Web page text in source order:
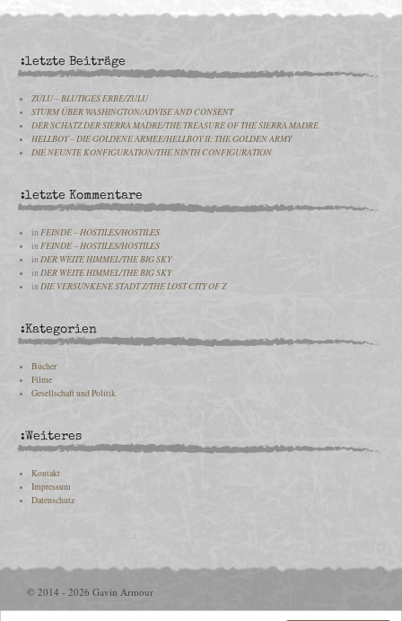
:letzte Beiträge
ZULU – BLUTIGES ERBE/ZULU
STURM ÜBER WASHINGTON/ADVISE AND CONSENT
DER SCHATZ DER SIERRA MADRE/THE TREASURE OF THE SIERRA MADRE
HELLBOY – DIE GOLDENE ARMEE/HELLBOY II: THE GOLDEN ARMY
DIE NEUNTE KONFIGURATION/THE NINTH CONFIGURATION
:letzte Kommentare
inFEINDE – HOSTILES/HOSTILES
in FEINDE – HOSTILES/HOSTILES
inDER WEITE HIMMEL/THE BIG SKY
inDER WEITE HIMMEL/THE BIG SKY
inDIE VERSUNKENE STADT Z/THE LOST CITY OF Z
:Kategorien
Bücher
Filme
Gesellschaft und Politik
:Weiteres
Kontakt
Impressum
Datenschutz
© 2014 - 2026 Gavin Armour